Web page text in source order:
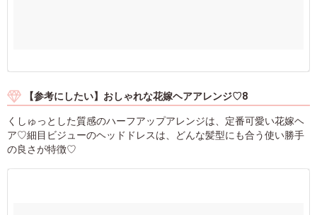
【参考にしたい】おしゃれな花嫁ヘアアレンジ♡8
くしゅっとした質感のハーフアップアレンジは、定番可愛い花嫁ヘ
ア♡細目ビジューのヘッドドレスは、どんな髪型にも合う使い勝手
の良さが特徴♡